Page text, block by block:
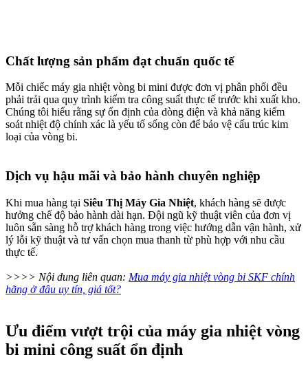
Chất lượng sản phẩm đạt chuẩn quốc tế
Mỗi chiếc máy gia nhiệt vòng bi mini được đơn vị phân phối đều
phải trải qua quy trình kiểm tra công suất thực tế trước khi xuất kho.
Chúng tôi hiểu rằng sự ổn định của dòng điện và khả năng kiểm
soát nhiệt độ chính xác là yếu tố sống còn để bảo vệ cấu trúc kim
loại của vòng bi.
Dịch vụ hậu mãi và bảo hành chuyên nghiệp
Khi mua hàng tại Siêu Thị Máy Gia Nhiệt, khách hàng sẽ được
hưởng chế độ bảo hành dài hạn. Đội ngũ kỹ thuật viên của đơn vị
luôn sẵn sàng hỗ trợ khách hàng trong việc hướng dẫn vận hành, xử
lý lỗi kỹ thuật và tư vấn chọn mua thanh từ phù hợp với nhu cầu
thực tế.
>>>> Nội dung liên quan: Mua máy gia nhiệt vòng bi SKF chính
hãng ở đâu uy tín, giá tốt?
Ưu điểm vượt trội của máy gia nhiệt vòng
bi mini công suất ổn định